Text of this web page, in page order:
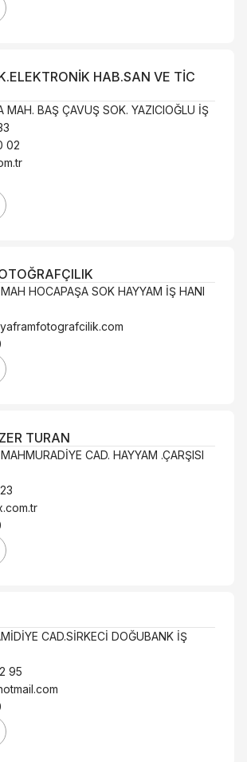
HAB.SAN VE TİC
MAH. BAŞ ÇAVUŞ SOK. YAZICIOĞLU İŞ
02
HOCAPAŞA SOK HAYYAM İŞ HANI
TURAN
CAD. HAYYAM .ÇARŞISI
CAD.SİRKECİ DOĞUBANK İŞ
95